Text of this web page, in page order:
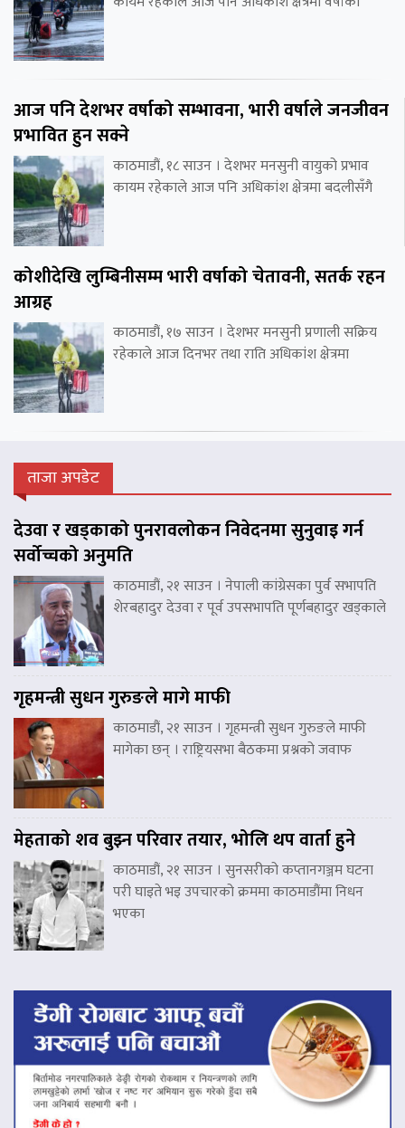
आज पनि देशभर वर्षाको सम्भावना, भारी वर्षाले जनजीवन
प्रभावित हुन सक्ने
काठमाडौं, १८ साउन । देशभर मनसुनी वायुको प्रभाव
कायम रहेकाले आज पनि अधिकांश क्षेत्रमा बदलीसँगै
कोशीदेखि लुम्बिनीसम्म भारी वर्षाको चेतावनी, सतर्क रहन
आग्रह
काठमाडौं, १७ साउन । देशभर मनसुनी प्रणाली सक्रिय
रहेकाले आज दिनभर तथा राति अधिकांश क्षेत्रमा
ताजा अपडेट
देउवा र खड्काको पुनरावलोकन निवेदनमा सुनुवाइ गर्न
सर्वोच्चको अनुमति
काठमाडौं, २१ साउन । नेपाली कांग्रेसका पुर्व सभापति
शेरबहादुर देउवा र पूर्व उपसभापति पूर्णबहादुर खड्काले
गृहमन्त्री सुधन गुरुङले मागे माफी
काठमाडौं, २१ साउन । गृहमन्त्री सुधन गुरुङले माफी
मागेका छन् । राष्ट्रियसभा बैठकमा प्रश्नको जवाफ
मेहताको शव बुझ्न परिवार तयार, भोलि थप वार्ता हुने
काठमाडौं, २१ साउन । सुनसरीको कप्तानगञ्जम घटना
परी घाइते भइ उपचारको क्रममा काठमाडौंमा निधन
भएका